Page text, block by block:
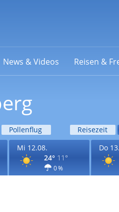
News & Videos Reisen &
Pollenflug Reisezeit
Mi 12.08.
24° 11°
0 %
Do